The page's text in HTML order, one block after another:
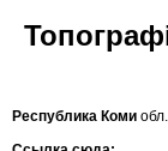
Республика Коми